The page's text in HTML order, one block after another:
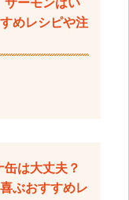
サーモンはい
めレシピや注
は大丈夫？
ぶおすすめレ